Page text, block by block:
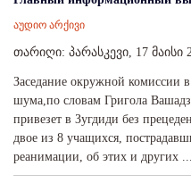
აუდიო არქივი
თარიღი: პარასკევი, 17 მაისი
Заседание окружной комиссии
шума,по словам Григола
привезет в Зугдиди без
двое из 8 учащихся,
реанимации, об этих и других ...